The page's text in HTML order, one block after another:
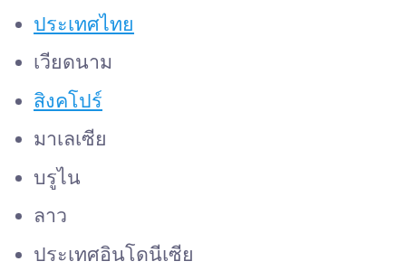
ประเทศไทย
เวียดนาม
สิงคโปร์
มาเลเซีย
บรูไน
ลาว
ประเทศอินโดนีเซีย